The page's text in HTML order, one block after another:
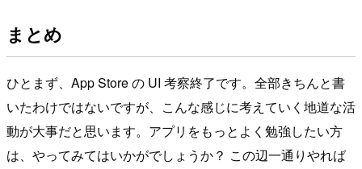
まとめ
ひとまず、App Store の UI 考察終了です。全部きちんと書
いたわけではないですが、こんな感じに考えていく地道な活
動が大事だと思います。アプリをもっとよく勉強したい方
は、やってみてはいかがでしょうか？ この辺一通りやれば